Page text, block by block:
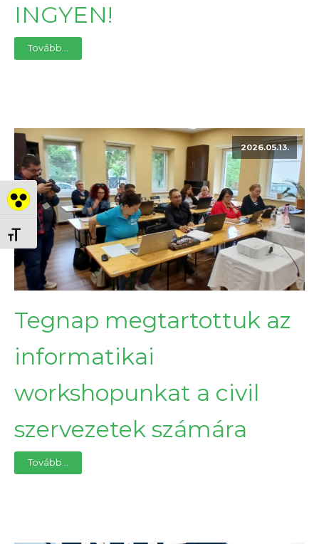
Nagy kontraszt váltása
Betűméret váltása
INGYEN!
Tovább...
2026.05.13.
Tegnap megtartottuk az
informatikai
workshopunkat a civil
szervezetek számára
Tovább...